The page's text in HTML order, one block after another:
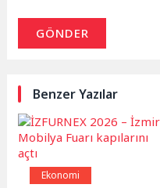
GÖNDER
Benzer Yazılar
Ekonomi